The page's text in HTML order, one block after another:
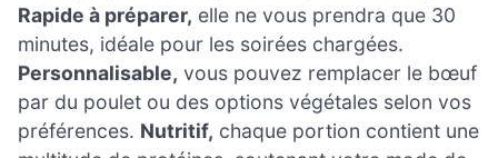
Rapide à préparer, elle ne vous prendra que 30
minutes, idéale pour les soirées chargées.
Personnalisable, vous pouvez remplacer le bœuf
par du poulet ou des options végétales selon vos
préférences. Nutritif, chaque portion contient une